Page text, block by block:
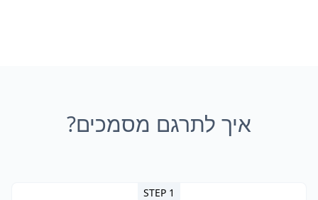
איך לתרגם מסמכים?
STEP 1